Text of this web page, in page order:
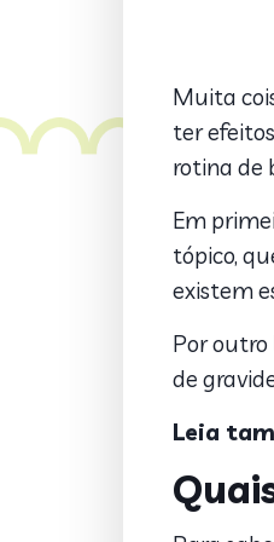
Muita
ter
rotina de
Em
tópico,
existem
Por outro
de
Leia